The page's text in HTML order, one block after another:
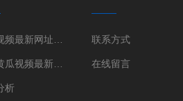
三维黄瓜视频最新网址显微镜（XRM）
析
片下载
联系方式
在线留言